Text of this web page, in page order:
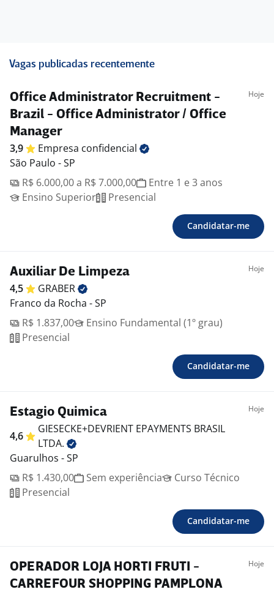
Vagas publicadas recentemente
Office Administrator Recruitment -
Brazil - Office Administrator / Office
Manager
Hoje
3,9 Empresa confidencial
São Paulo - SP
R$ 6.000,00 a R$ 7.000,00
Entre 1 e 3 anos
Ensino Superior
Presencial
Candidatar-me
Auxiliar De Limpeza Hoje
4,5
GRABER
Franco da Rocha - SP
R$ 1.837,00
Ensino Fundamental (1º grau)
Presencial
Candidatar-me
Estagio Quimica Hoje
4,6
GIESECKE+DEVRIENT EPAYMENTS BRASIL
LTDA.
Guarulhos - SP
R$ 1.430,00
Sem experiência
Curso Técnico
Presencial
Candidatar-me
OPERADOR LOJA HORTI FRUTI -
CARREFOUR SHOPPING PAMPLONA
Hoje